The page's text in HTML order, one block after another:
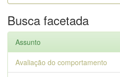
Busca facetada
Assunto
Avaliação do comportamento